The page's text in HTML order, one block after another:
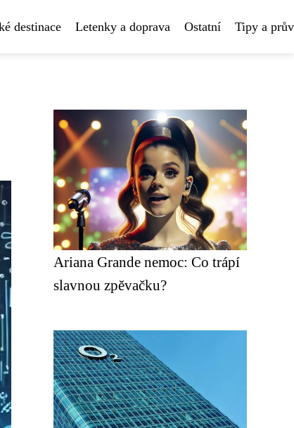
destinace Letenky a doprava Ostatní Tipy a
Ariana Grande nemoc: Co trápí
slavnou zpěvačku?